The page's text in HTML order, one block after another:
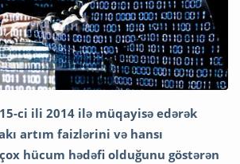
ci ili 2014 ilə müqayisə edərək
artım faizlərini və hansı
hücum hədəfi olduğunu göstərən